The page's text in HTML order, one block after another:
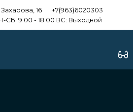
16
+7(963)6020303
СБ: 9.00 - 18.00 ВС: Выходной